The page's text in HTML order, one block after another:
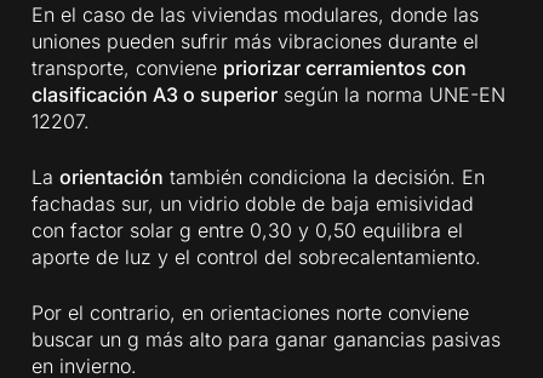
En el caso de las viviendas modulares, donde las
uniones pueden sufrir más vibraciones durante el
transporte, conviene priorizar cerramientos con
clasificación A3 o superior según la norma UNE-EN
12207.
Laorientación también condiciona la decisión. En
fachadas sur, un vidrio doble de baja emisividad
con factor solar g entre 0,30 y 0,50 equilibra el
aporte de luz y el control del sobrecalentamiento.
Por el contrario, en orientaciones norte conviene
buscar un g más alto para ganar ganancias pasivas
en invierno.